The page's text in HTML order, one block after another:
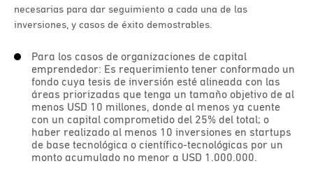
necesarias para dar seguimiento a cada una de las
inversiones, y casos de éxito demostrables.
Para los casos de organizaciones de capital
emprendedor: Es requerimiento tener conformado un
fondo cuya tesis de inversión esté alineada con las
áreas priorizadas que tenga un tamaño objetivo de al
menos USD 10 millones, donde al menos ya cuente
con un capital comprometido del 25% del total; o
haber realizado al menos 10 inversiones en startups
de base tecnológica o científico-tecnológicas por un
monto acumulado no menor a USD 1.000.000.